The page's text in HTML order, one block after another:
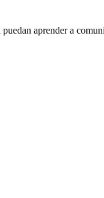
aprender a